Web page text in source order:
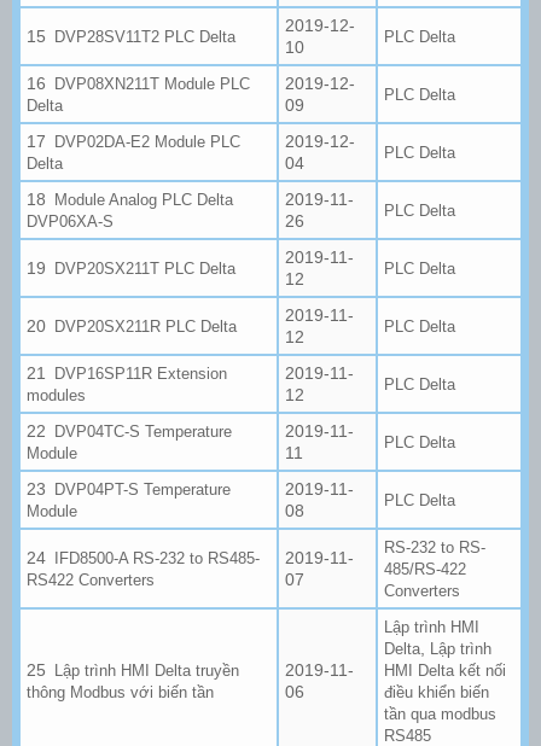
DVP28SV11T2 PLC Delta
2019-12-
10
PLC Delta
DVP08XN211T Module PLC
Delta
2019-12-
09
PLC Delta
DVP02DA-E2 Module PLC
Delta
2019-12-
04
PLC Delta
Module Analog PLC Delta
DVP06XA-S
2019-11-
26
PLC Delta
DVP20SX211T PLC Delta
2019-11-
12
PLC Delta
DVP20SX211R PLC Delta
2019-11-
12
PLC Delta
DVP16SP11R Extension
modules
2019-11-
12
PLC Delta
DVP04TC-S Temperature
Module
2019-11-
11
PLC Delta
DVP04PT-S Temperature
Module
2019-11-
08
PLC Delta
IFD8500-A RS-232 to RS485-
RS422 Converters
2019-11-
07
RS-232 to RS-
485/RS-422
Converters
Lập trình HMI Delta truyền
thông Modbus với biến tần
2019-11-
06
Lập trình HMI
Delta
Lập trình
HMI Delta kết nối
điều khiển biến
tần qua modbus
RS485